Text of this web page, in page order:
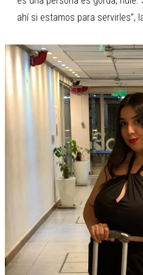
ahí si estamos para servirles”,